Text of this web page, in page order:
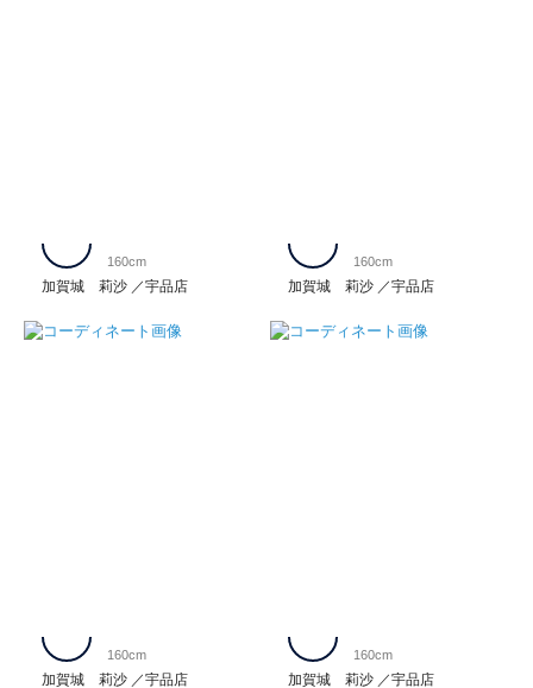
加賀城 莉沙 宇品店
160cm
加賀城 莉沙 宇品店
160cm
加賀城 莉沙 宇品店
160cm
加賀城 莉沙 宇品店
160cm